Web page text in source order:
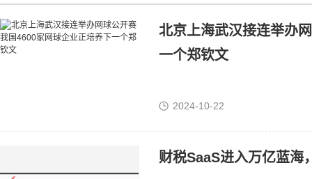
北京上海武汉接连举办
一个郑钦文
2024-10-22
财税SaaS进入万亿蓝海